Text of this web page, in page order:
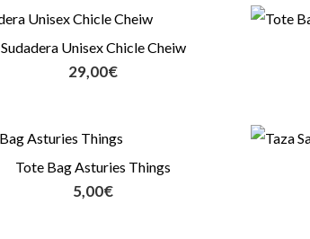
Sudadera Unisex Chicle Cheiw
29,00€
Tote Bag Asturies Things
5,00€